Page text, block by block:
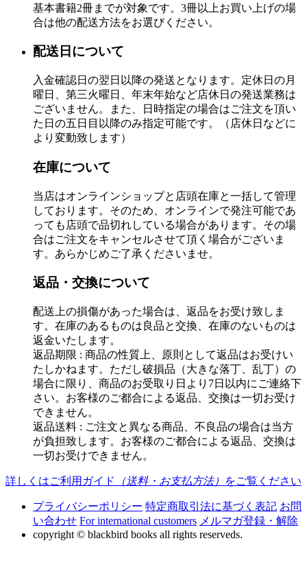
基本書籍2冊までが対象です。3冊以上お買い上げの場
合は他の配送方法をお選びください。
配送日について
入金確認日の翌日以降の発送となります。定休日の月
曜日、第三火曜日、年末年始など店休日の発送業務は
ございません。また、日時指定の場合はご注文を頂い
た日の五日目以降のみ指定可能です。（店休日などに
より変動致します）
在庫について
当店はオンラインショップと店頭在庫と一括して管理
しております。そのため、オンラインで発注可能であ
っても店頭で品切れしている場合があります。その場
合はご注文をキャンセルさせて頂く場合がございま
す。あらかじめご了承くださいませ。
返品・交換について
配送上の損傷があった場合は、返品をお受け致しま
す。在庫のあるものは良品と交換、在庫のないものは
返金いたします。
返品期限 : 商品の性質上、原則として返品はお受けい
たしかねます。ただし破損品（大きな落丁、乱丁）の
場合に限り、商品のお受取り日より7日以内にご連絡下
さい。お客様のご都合による返品、交換は一切お受け
できません。
返品送料 : ご注文と異なる商品、不良品の場合は当方
が負担致します。お客様のご都合による返品、交換は
一切お受けできません。
詳しくはご利用ガイド （送料・お支払方法） をご覧ください
プライバシーポリシー 特定商取引法に基づく表記 お問
い合わせ For international customers メルマガ登録・解除
copyright © blackbird books all rights reserveds.